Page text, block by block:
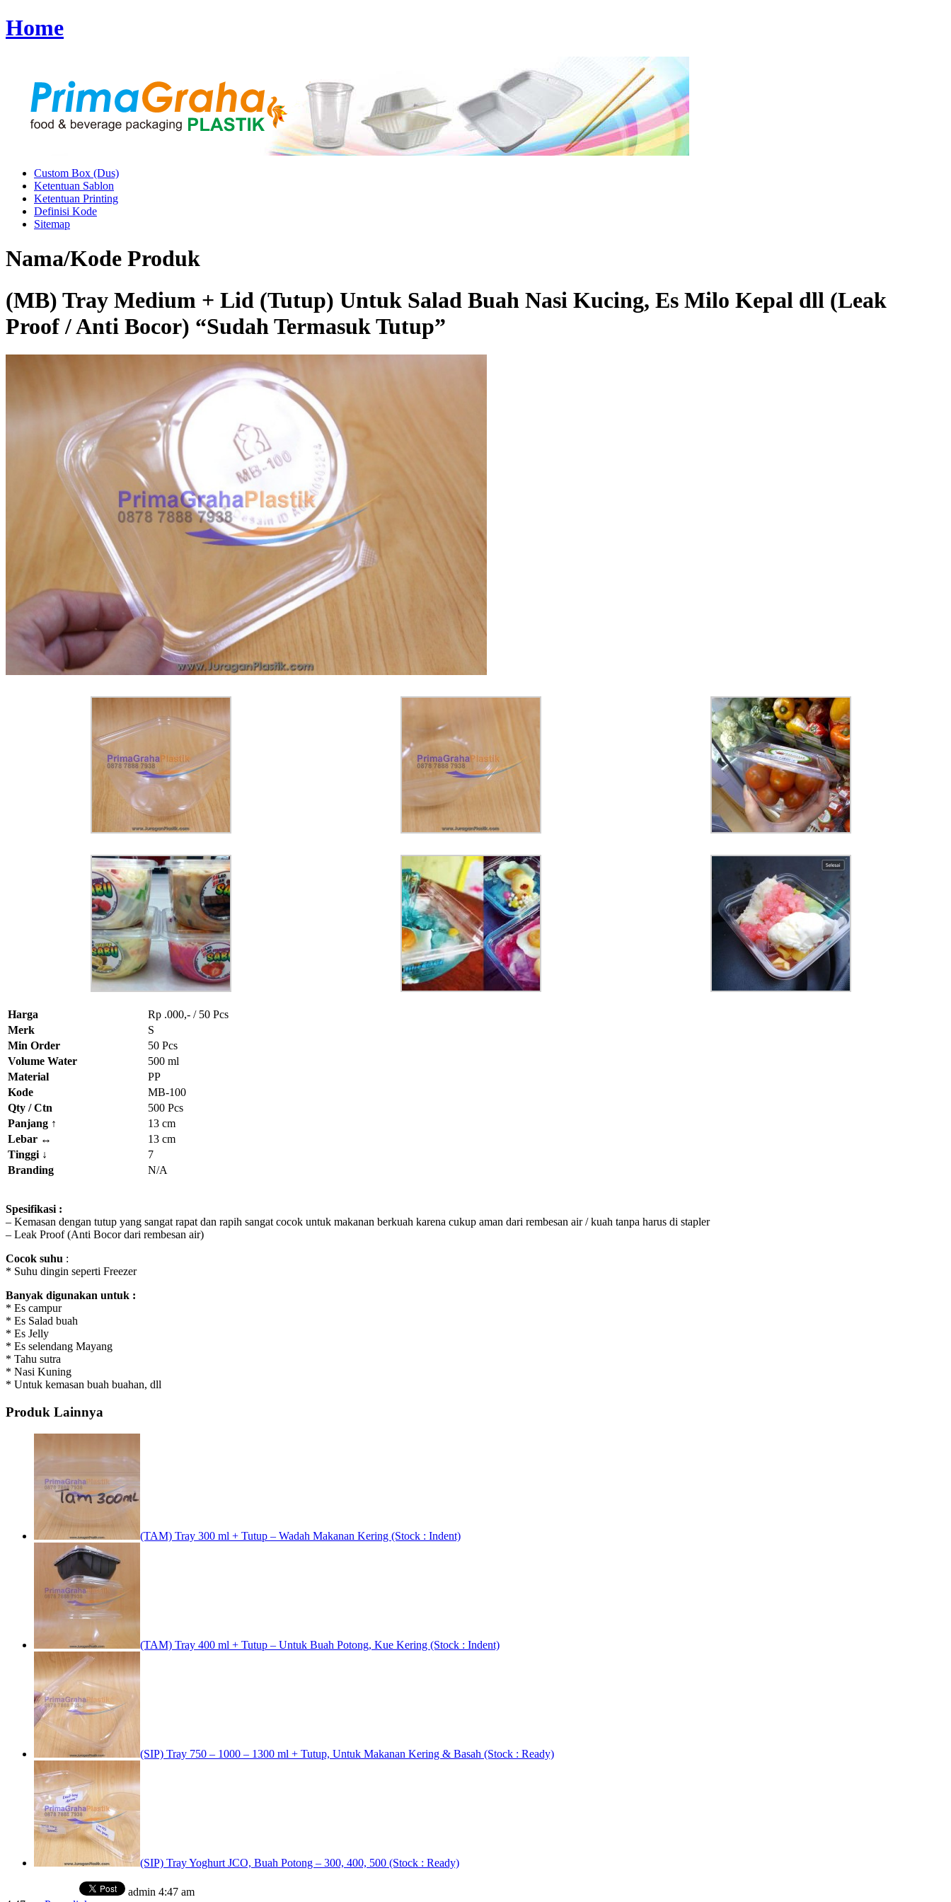
Home
Custom Box (Dus)
Ketentuan Sablon
Ketentuan Printing
Definisi Kode
Sitemap
Nama/Kode Produk
(MB) Tray Medium + Lid (Tutup) Untuk Salad Buah Nasi Kucing, Es Milo Kepal dll (Leak
Proof / Anti Bocor) “Sudah Termasuk Tutup”
Harga
Rp .000,- / 50 Pcs
Merk
S
Min Order
50 Pcs
Volume Water
500 ml
Material
PP
Kode
MB-100
Qty / Ctn
500 Pcs
Panjang ↑
13 cm
Lebar ↔
13 cm
Tinggi ↓
7
Branding
N/A
Spesifikasi :
– Kemasan dengan tutup yang sangat rapat dan rapih sangat cocok untuk makanan berkuah karena cukup aman dari rembesan air / kuah tanpa harus di stapler
– Leak Proof (Anti Bocor dari rembesan air)
Cocok suhu :
* Suhu dingin seperti Freezer
Banyak digunakan untuk :
* Es campur
* Es Salad buah
* Es Jelly
* Es selendang Mayang
* Tahu sutra
* Nasi Kuning
* Untuk kemasan buah buahan, dll
Produk Lainnya
(TAM) Tray 300 ml + Tutup – Wadah Makanan Kering (Stock : Indent)
(TAM) Tray 400 ml + Tutup – Untuk Buah Potong, Kue Kering (Stock : Indent)
(SIP) Tray 750 – 1000 – 1300 ml + Tutup, Untuk Makanan Kering & Basah (Stock : Ready)
(SIP) Tray Yoghurt JCO, Buah Potong – 300, 400, 500 (Stock : Ready)
admin 4:47 am